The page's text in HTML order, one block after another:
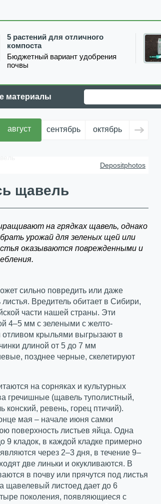
5 растений для отличного
компоста
Бюджетный вариант удобрения
почвы
материалы
август сентябрь октябрь ноябрь
Depositphotos
щавель
на грядках щавель, однако
урожай для зеленых щей или
оказываются поврежденными и
сильно повредить или даже
Вредитель обитает в Сибири,
части нашей страны. Эти
4–5 мм с зелеными с желто-
крыльями выгрызают в
длиной от 5 до 7 мм
позднее черные, скелетируют
на сорняках и культурных
гречишные (щавель туполистный,
ревень, горец птичий).
мая – начале июня самки
поверхность листьев яйца. Одна
9 кладок, в каждой кладке примерно
через 2–3 дня, в течение 9–
две линьки и окукливаются. В
в почву или прячутся под листья
щавелевый листоед дает до 6
поколения, появляющиеся с